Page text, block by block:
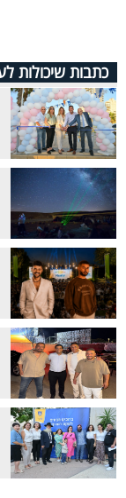
כתבות שיכולות